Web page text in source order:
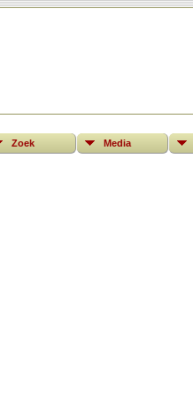
Zoek Media